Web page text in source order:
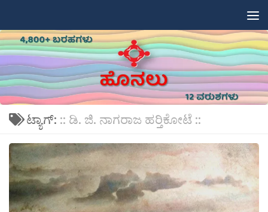
ಟ್ಯಾಗ್: :: ಡಿ. ಜಿ. ನಾಗರಾಜ ಹರ‍್ತಿಕೋಟೆ ::